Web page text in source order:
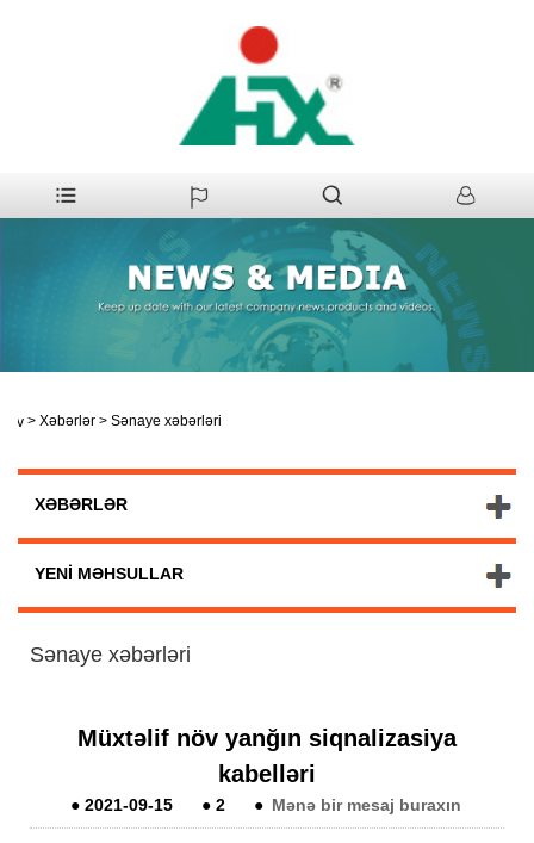
Ev > Xəbərlər > Sənaye xəbərləri
XƏBƏRLƏR
YENI MƏHSULLAR
Sənaye xəbərləri
Müxtəlif növ yanğın siqnalizasiya
kabelləri
● 2021-09-15 ● 2 ● Mənə bir mesaj buraxın